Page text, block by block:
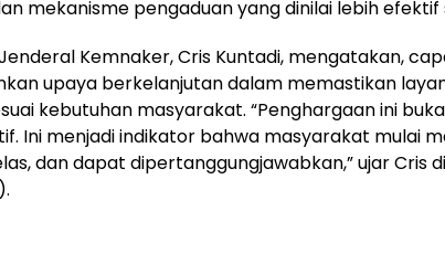
mekanisme pengaduan yang dinilai lebih
Kemnaker, Cris Kuntadi, mengatakan,
upaya berkelanjutan dalam memastikan
kebutuhan masyarakat. “Penghargaan ini
Ini menjadi indikator bahwa masyarakat mulai
dan dapat dipertanggungjawabkan,” ujar Cris